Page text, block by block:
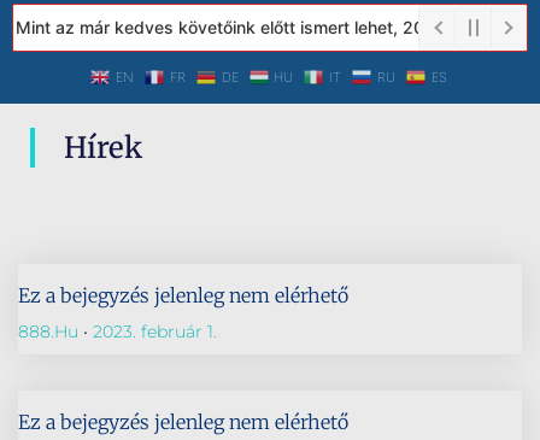
az már kedves követőink előtt ismert lehet, 2023-tól a
EN FR DE HU IT RU ES
Hírek
Ez a bejegyzés jelenleg nem elérhető
888.hu 2023. február 1.
Ez a bejegyzés jelenleg nem elérhető